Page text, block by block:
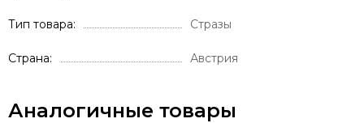
Тип товара Стразы
Страна Австрия
Аналогичные товары